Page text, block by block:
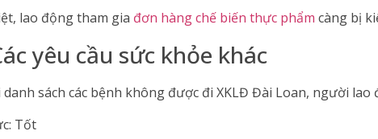
lao động tham gia đơn hàng chế biến thực phẩm càng bị
yêu cầu sức khỏe khác
danh sách các bệnh không được đi XKLĐ Đài Loan, người lao
Tốt